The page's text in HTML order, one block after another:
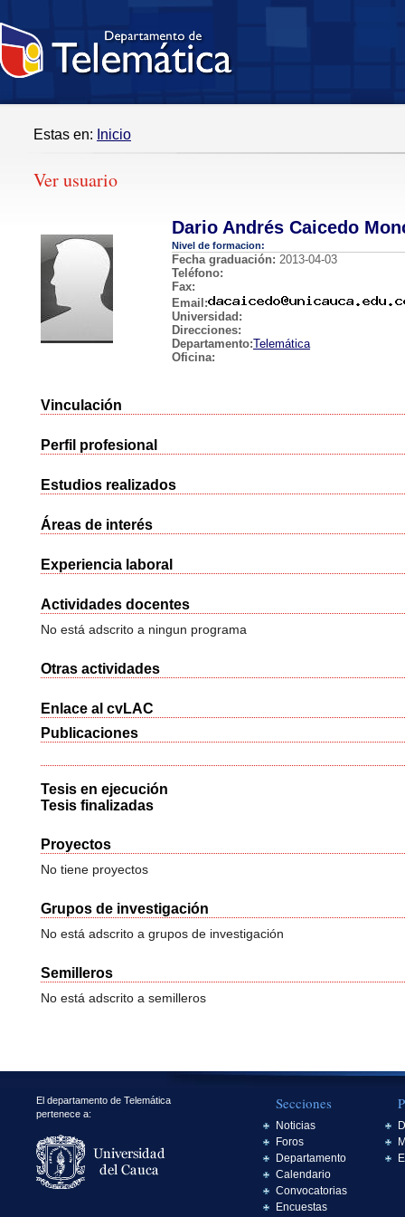
Estas en: Inicio
Ver usuario
Dario Andrés Caicedo
Nivel de formacion:
Fecha graduación: 2013-04-03
Teléfono:
Fax:
Email:
Universidad:
Direcciones:
Departamento:Telemática
Oficina:
Vinculación
Perfil profesional
Estudios realizados
Áreas de interés
Experiencia laboral
Actividades docentes
No está adscrito a ningun programa
Otras actividades
Enlace al cvLAC
Publicaciones
Tesis en ejecución
Tesis finalizadas
Proyectos
No tiene proyectos
Grupos de investigación
No está adscrito a grupos de investigación
Semilleros
No está adscrito a semilleros
El departamento de Telemática
pertenece a:
Secciones
Noticias
Foros
Departamento
Calendario
Convocatorias
Encuestas